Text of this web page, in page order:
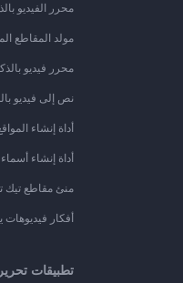
محرر الفيديو
مولد المقاطع
محرر فيديو
نص إلى فيديو
أداة إنشاء
أداة إنشاء
منئ مقاطع تيك
أفكار فيديوهات
تطبيقات